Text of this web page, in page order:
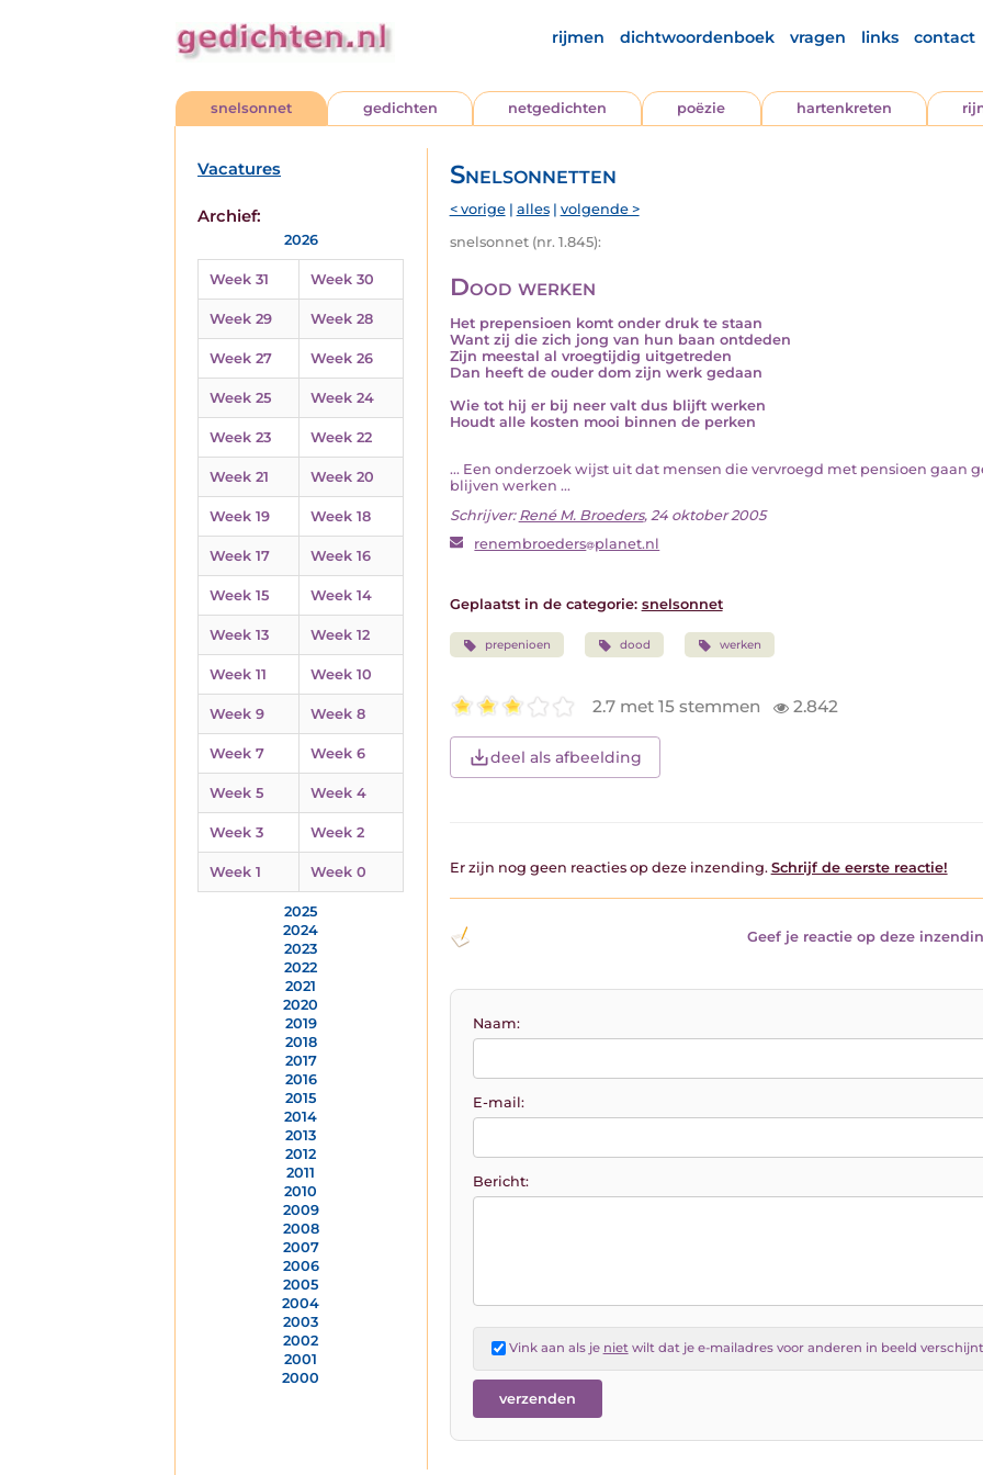
rijmen dichtwoordenboek vragen links contact
snelsonnet gedichten netgedichten poëzie hartenkreten
Vacatures
Archief:
2026
Week 31 Week 30
Week 29 Week 28
Week 27 Week 26
Week 25 Week 24
Week 23 Week 22
Week 21 Week 20
Week 19 Week 18
Week 17 Week 16
Week 15 Week 14
Week 13 Week 12
Week 11 Week 10
Week 9 Week 8
Week 7 Week 6
Week 5 Week 4
Week 3 Week 2
Week 1 Week 0
2025
2024
2023
2022
2021
2020
2019
2018
2017
2016
2015
2014
2013
2012
2011
2010
2009
2008
2007
2006
2005
2004
2003
2002
2001
2000
Snelsonnetten
< vorige| alles| volgende >
snelsonnet (nr. 1.845):
Dood werken
Het prepensioen komt onder druk te staan
Want zij die zich jong van hun baan ontdeden
Zijn meestal al vroegtijdig uitgetreden
Dan heeft de ouder dom zijn werk gedaan
Wie tot hij er bij neer valt dus blijft werken
Houdt alle kosten mooi binnen de perken
... Een onderzoek wijst uit dat mensen die vervroegd met pensioen gaan
blijven werken ...
Schrijver: René M. Broeders, 24 oktober 2005
renembroeders planet.nl
Geplaatst in de categorie: snelsonnet
prepenioen dood werken
2.7 met 15 stemmen 2.842
deel als afbeelding
Er zijn nog geen reacties op deze inzending. Schrijf de eerste reactie!
Geef je reactie op deze
Naam:
E-mail:
Bericht:
Vink aan als je nietwilt dat je e-mailadres voor anderen in beeld verschijnt